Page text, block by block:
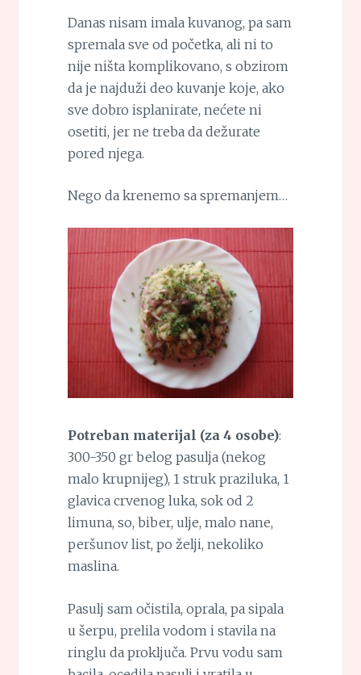
Danas nisam imala kuvanog, pa sam
spremala sve od početka, ali ni to
nije ništa komplikovano, s obzirom
da je najduži deo kuvanje koje, ako
sve dobro isplanirate, nećete ni
osetiti, jer ne treba da dežurate
pored njega.
Nego da krenemo sa spremanjem…
Potreban materijal (za 4 osobe):
300-350 gr belog pasulja (nekog
malo krupnijeg), 1 struk praziluka, 1
glavica crvenog luka, sok od 2
limuna, so, biber, ulje, malo nane,
peršunov list, po želji, nekoliko
maslina.
Pasulj sam očistila, oprala, pa sipala
u šerpu, prelila vodom i stavila na
ringlu da proključa. Prvu vodu sam